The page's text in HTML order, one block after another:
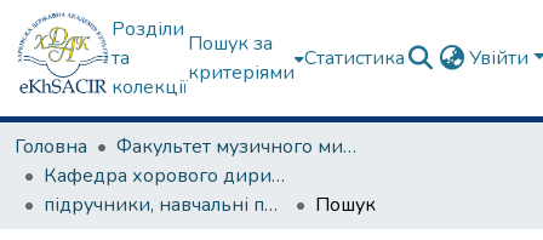
Розділи
та
колекції
Пошук за
критеріями
Статистика Увійти
Головна
Факультет музичного мистецтва
Кафедра хорового диригування та академічного співу
підручники, навчальні посібники, курси лекцій та ін.
Пошук